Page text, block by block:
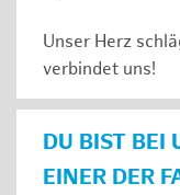
Unser Herz
verbindet uns!
DU BIST BEI
EINER DER